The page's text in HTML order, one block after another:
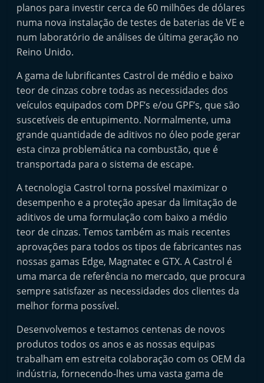
ó
v
e
e
m
P
o
r
t
g
a
l
planos para investir cerca de 60 milhões de dólares
numa nova instalação de testes de baterias de VE e
num laboratório de análises de última geração no
Reino Unido.
A gama de lubrificantes Castrol de médio e baixo
teor de cinzas cobre todas as necessidades dos
veículos equipados com DPF’s e/ou GPF’s, que são
suscetíveis de entupimento. Normalmente, uma
grande quantidade de aditivos no óleo pode gerar
esta cinza problemática na combustão, que é
transportada para o sistema de escape.
A tecnologia Castrol torna possível maximizar o
desempenho e a proteção apesar da limitação de
aditivos de uma formulação com baixo a médio
teor de cinzas. Temos também as mais recentes
aprovações para todos os tipos de fabricantes nas
nossas gamas Edge, Magnatec e GTX. A Castrol é
uma marca de referência no mercado, que procura
sempre satisfazer as necessidades dos clientes da
melhor forma possível.
Desenvolvemos e testamos centenas de novos
produtos todos os anos e as nossas equipas
trabalham em estreita colaboração com os OEM da
indústria, fornecendo-lhes uma vasta gama de